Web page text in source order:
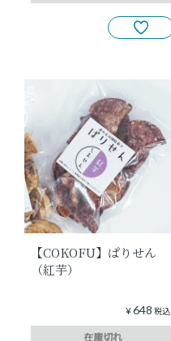
【COKOFU】ぱりせん
（紅芋）
¥648 税込
在庫切れ